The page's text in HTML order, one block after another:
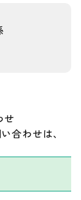
せ
合わせは、